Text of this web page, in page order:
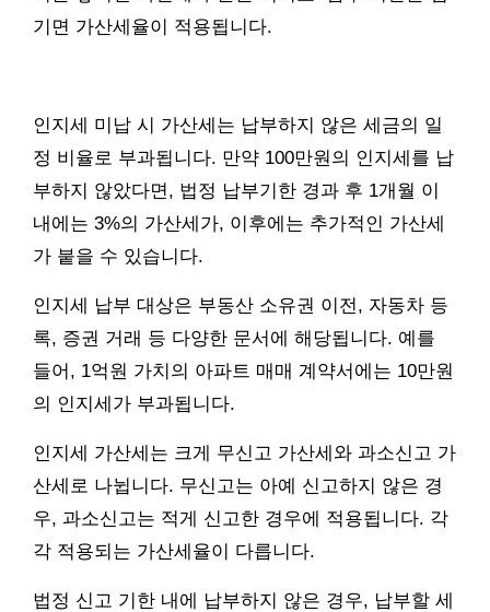
기면 가산세율이 적용됩니다.
인지세 미납 시 가산세는 납부하지 않은 세금의 일
정 비율로 부과됩니다. 만약 100만원의 인지세를 납
부하지 않았다면, 법정 납부기한 경과 후 1개월 이
내에는 3%의 가산세가, 이후에는 추가적인 가산세
가 붙을 수 있습니다.
인지세 납부 대상은 부동산 소유권 이전, 자동차 등
록, 증권 거래 등 다양한 문서에 해당됩니다. 예를
들어, 1억원 가치의 아파트 매매 계약서에는 10만원
의 인지세가 부과됩니다.
인지세 가산세는 크게 무신고 가산세와 과소신고 가
산세로 나뉩니다. 무신고는 아예 신고하지 않은 경
우, 과소신고는 적게 신고한 경우에 적용됩니다. 각
각 적용되는 가산세율이 다릅니다.
법정 신고 기한 내에 납부하지 않은 경우, 납부할 세